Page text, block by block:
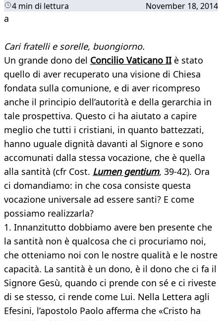
4 min di lettura November 18, 2014
a
Cari fratelli e sorelle, buongiorno.
Un grande dono del Concilio Vaticano IIè stato
quello di aver recuperato una visione di Chiesa
fondata sulla comunione, e di aver ricompreso
anche il principio dell’autorità e della gerarchia in
tale prospettiva. Questo ci ha aiutato a capire
meglio che tutti i cristiani, in quanto battezzati,
hanno uguale dignità davanti al Signore e sono
accomunati dalla stessa vocazione, che è quella
alla santità (cfr Cost. Lumen gentium, 39-42). Ora
ci domandiamo: in che cosa consiste questa
vocazione universale ad essere santi? E come
possiamo realizzarla?
1. Innanzitutto dobbiamo avere ben presente che
la santità non è qualcosa che ci procuriamo noi,
che otteniamo noi con le nostre qualità e le nostre
capacità. La santità è un dono, è il dono che ci fa il
Signore Gesù, quando ci prende con sé e ci riveste
di se stesso, ci rende come Lui. Nella Lettera agli
Efesini, l’apostolo Paolo afferma che «Cristo ha